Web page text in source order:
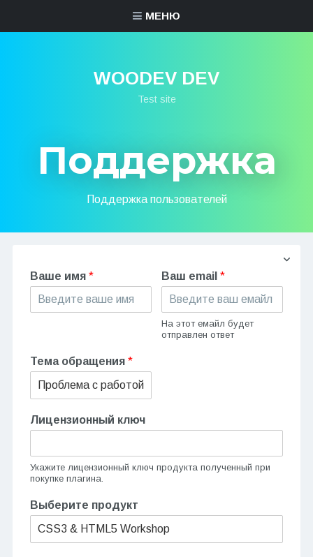
МЕНЮ
WOODEV DEV
Test site
Поддержка
Поддержка пользователей
Ваше имя * Ваш email*
На этот емайл будет
отправлен ответ
Тема обращения *
Лицензионный ключ
Укажите лицензионный ключ продукта полученный при
покупке плагина.
Выберите продукт